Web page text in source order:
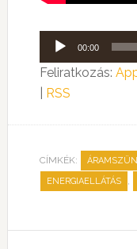
Audió
lejátszó
00:00
Feliratkozás:
RSS
CÍMKÉK:
ENERGIAELLÁTÁS ,